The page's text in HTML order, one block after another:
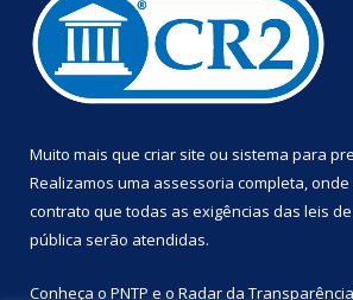
Muito mais que criar site ou sistema para
Realizamos uma assessoria completa,
contrato que todas as exigências das leis
pública serão atendidas.
Conheça o PNTP e o Radar da